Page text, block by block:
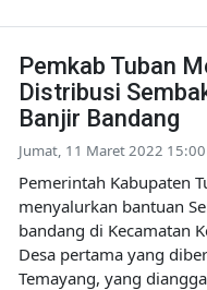
Pemkab Tuban
Distribusi
Banjir Bandang
Jumat, 11 Maret 2022 15:00
Pemerintah Kabupaten
menyalurkan bantuan
bandang di Kecamatan
Desa pertama yang
Temayang, yang